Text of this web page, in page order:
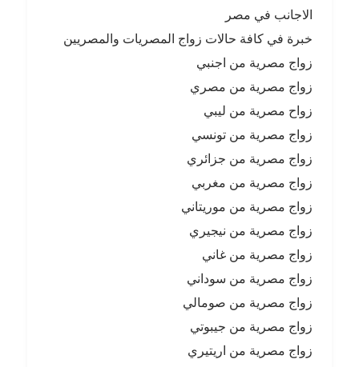
الاجانب في مصر
خبرة في كافة حالات زواج المصريات والمصريين
زواج مصرية من اجنبي
زواج مصرية من مصري
زواح مصرية من ليبي
زواج مصرية من تونسي
زواج مصرية من جزائري
زواج مصرية من مغربي
زواج مصرية من موريتاني
زواج مصرية من نيجيري
زواج مصرية من غاني
زواج مصرية من سوداني
زواج مصرية من صومالي
زواج مصرية من جيبوتي
زواج مصرية من اريتيري